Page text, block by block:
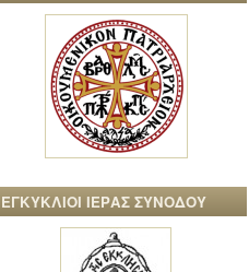
ΕΓΚΥΚΛΙΟΙ ΙΕΡΑΣ ΣΥΝΟΔΟΥ